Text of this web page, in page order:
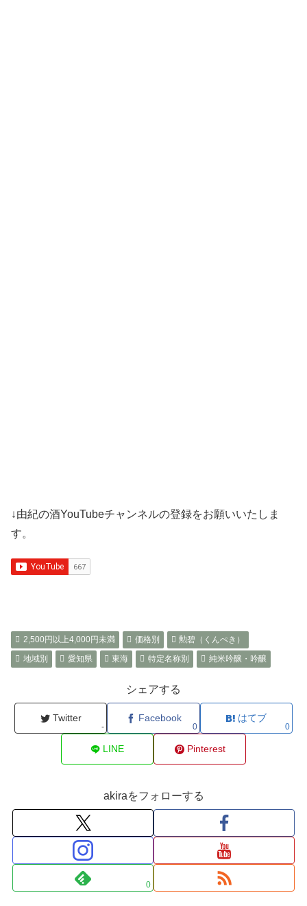
↓由紀の酒YouTubeチャンネルの登録をお願いいたしま
す。
2,500円以上4,000円未満 価格別
勲碧（くんぺき）
地域別
愛知県 東海 特定名称別 純米吟醸・吟醸
シェアする
Twitter
-
Facebook
0
はてブ
0
LINE Pinterest
akiraをフォローする
0